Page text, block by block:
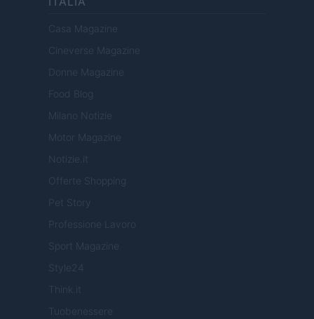
Casa Magazine
Cineverse Magazine
Donne Magazine
Food Blog
Milano Notizie
Motor Magazine
Notizie.it
Offerte Shopping
Pet Story
Professione Lavoro
Sport Magazine
Style24
Think.it
Tuobenessere